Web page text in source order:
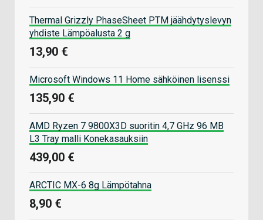
Thermal Grizzly PhaseSheet PTM jäähdytyslevyn
yhdiste Lämpöalusta 2 g
13,90 €
Microsoft Windows 11 Home sähköinen lisenssi
135,90 €
AMD Ryzen 7 9800X3D suoritin 4,7 GHz 96 MB
L3 Tray malli Konekasauksiin
439,00 €
ARCTIC MX-6 8g Lämpötahna
8,90 €